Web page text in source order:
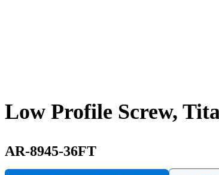
Low Profile Screw,
AR-8945-36FT